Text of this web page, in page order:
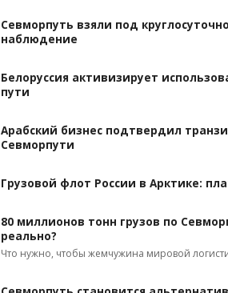
Севморпуть взяли под
наблюдение
Белоруссия активизирует
пути
Арабский бизнес подтвердил
Севморпути
Грузовой флот России в Арктике:
80 миллионов тонн грузов по
реально?
Что нужно, чтобы жемчужина мировой